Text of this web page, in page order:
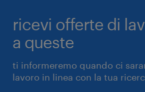
ricevi offerte di
a queste
ti informeremo quando ci
lavoro in linea con la tua